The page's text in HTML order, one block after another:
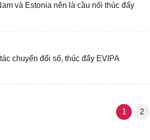
và Estonia nên là cầu nối thúc đẩy
chuyển đổi số, thúc đẩy EVIPA
1 2